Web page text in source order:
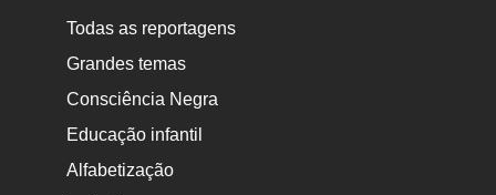
Todas as reportagens
Grandes temas
Consciência Negra
Educação infantil
Alfabetização